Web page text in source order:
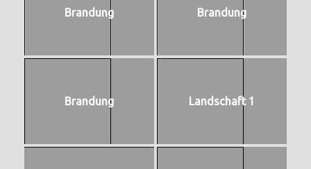
Brandung Brandung
Brandung Landschaft 1